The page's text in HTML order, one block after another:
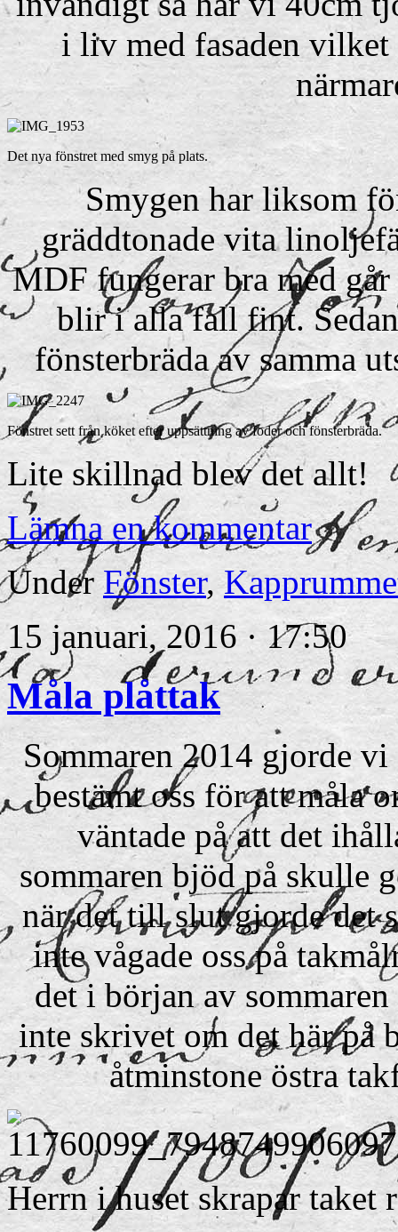
i liv med fasaden
Det nya fönstret med smyg på plats.
Smygen har liksom
gräddtonade vita
MDF fungerar bra med
blir i alla fall fint.
fönsterbräda av samma
Fönstret sett från köket efter uppsättning av foder och fönsterbräda.
Lite skillnad blev det allt!
Lämna en kommentar
UnderFönster,
15 januari, 2016 · 17:50
Måla plåttak
Sommaren 2014 gjorde
bestämt oss för att måla
väntade på att det
sommaren bjöd på skulle
när det till slut gjorde det
inte vågade oss på
det i början av
inte skrivet om det här på
åtminstone östra
Herrn i huset skrapar taket